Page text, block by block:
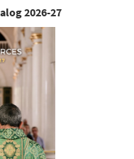
2026-27